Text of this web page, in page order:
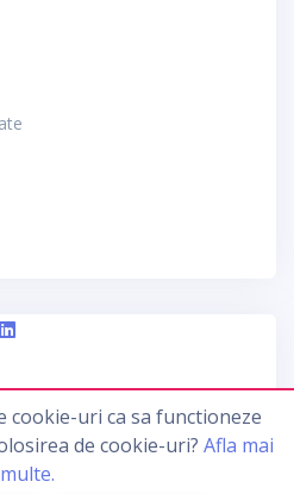
cookie-uri ca sa functioneze
de cookie-uri? Afla mai
multe.
under aCreative
4.0 International License